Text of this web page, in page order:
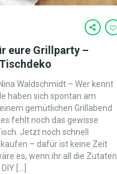
eure Grillparty –
Waldschmidt – Wer kennt
haben sich spontan am
gemütlichen Grillabend
fehlt noch das gewisse
Jetzt noch schnell
– dafür ist keine Zeit
es, wenn ihr all die Zutaten
[…]